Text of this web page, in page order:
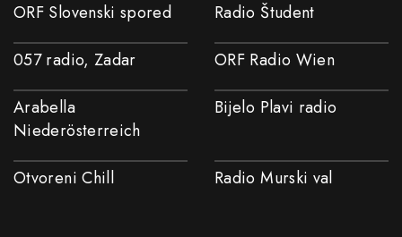
ORF Slovenski spored Radio Študent
057 radio, Zadar ORF Radio Wien
Arabella
Niederösterreich
Bijelo Plavi radio
Otvoreni Chill Radio Murski val